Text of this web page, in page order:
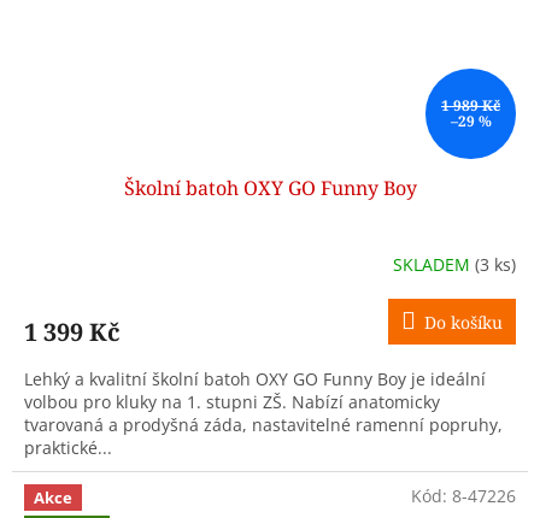
1 989 Kč
–29 %
Školní batoh OXY GO Funny Boy
SKLADEM (3 ks)
1 399 Kč Do košíku
Lehký a kvalitní školní batoh OXY GO Funny Boy je ideální
volbou pro kluky na 1. stupni ZŠ. Nabízí anatomicky
tvarovaná a prodyšná záda, nastavitelné ramenní popruhy,
praktické...
Akce
Kód: 8-47226